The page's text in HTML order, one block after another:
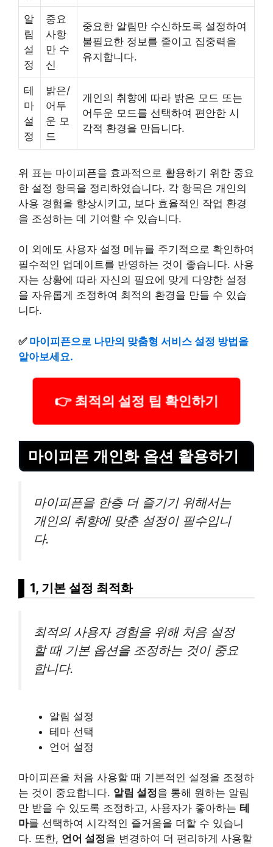
알
림
설
정
중요
사항
만 수
신
중요한 알림만 수신하도록 설정하여
불필요한 정보를 줄이고 집중력을
유지합니다.
테
마
설
정
밝은/
어두
운 모
드
개인의 취향에 따라 밝은 모드 또는
어두운 모드를 선택하여 편안한 시
각적 환경을 만듭니다.
위 표는 마이피픈을 효과적으로 활용하기 위한 중요
한 설정 항목을 정리하였습니다. 각 항목은 개인의
사용 경험을 향상시키고, 보다 효율적인 작업 환경
을 조성하는 데 기여할 수 있습니다.
이 외에도 사용자 설정 메뉴를 주기적으로 확인하여
필수적인 업데이트를 반영하는 것이 좋습니다. 사용
자는 상황에 따라 자신의 필요에 맞게 다양한 설정
을 자유롭게 조정하여 최적의 환경을 만들 수 있습
니다.
✅ 마이피픈으로 나만의 맞춤형 서비스 설정 방법을
알아보세요.
👉 최적의 설정 팁 확인하기
마이피픈 개인화 옵션 활용하기
마이피픈을 한층 더 즐기기 위해서는
개인의 취향에 맞춘 설정이 필수입니
다.
1, 기본 설정 최적화
최적의 사용자 경험을 위해 처음 설정
할 때 기본 옵션을 조정하는 것이 중요
합니다.
알림 설정
테마 선택
언어 설정
마이피픈을 처음 사용할 때 기본적인 설정을 조정하
는 것이 중요합니다. 알림 설정을 통해 원하는 알림
만 받을 수 있도록 조정하고, 사용자가 좋아하는 테
마를 선택하여 시각적인 즐거움을 더할 수 있습니
다. 또한, 언어 설정을 변경하여 더 편리하게 사용할